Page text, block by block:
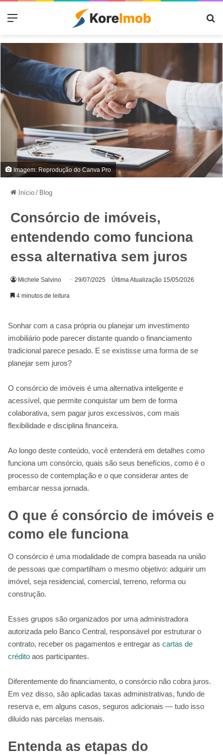
Menu
Imagem: Reprodução do Canva Pro
Início / Blog
Consórcio de imóveis,
entendendo como funciona
essa alternativa sem juros
Michele Salvino 29/07/2025 Última Atualização 15/05/2026
4 minutos de leitura
Sonhar com a casa própria ou planejar um investimento
imobiliário pode parecer distante quando o financiamento
tradicional parece pesado. E se existisse uma forma de se
planejar sem juros?
O consórcio de imóveis é uma alternativa inteligente e
acessível, que permite conquistar um bem de forma
colaborativa, sem pagar juros excessivos, com mais
flexibilidade e disciplina financeira.
Ao longo deste conteúdo, você entenderá em detalhes como
funciona um consórcio, quais são seus benefícios, como é o
processo de contemplação e o que considerar antes de
embarcar nessa jornada.
O que é consórcio de imóveis e
como ele funciona
O consórcio é uma modalidade de compra baseada na união
de pessoas que compartilham o mesmo objetivo: adquirir um
imóvel, seja residencial, comercial, terreno, reforma ou
construção.
Esses grupos são organizados por uma administradora
autorizada pelo Banco Central, responsável por estruturar o
contrato, receber os pagamentos e entregar as cartas de
crédito aos participantes.
Diferentemente do financiamento, o consórcio não cobra juros.
Em vez disso, são aplicadas taxas administrativas, fundo de
reserva e, em alguns casos, seguros adicionais — tudo isso
diluído nas parcelas mensais.
Entenda as etapas do